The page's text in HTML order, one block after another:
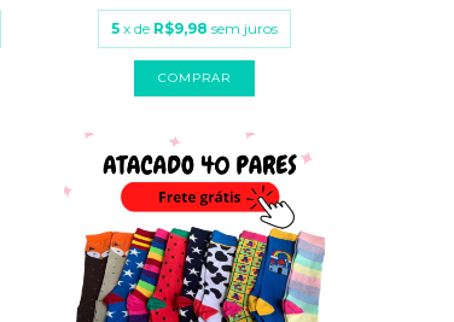
5 x de R$9,98 sem juros
COMPRAR